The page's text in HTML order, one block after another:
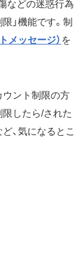
などの迷惑行為
」機能です。制
メッセージ） を
ウント制限の方
したら/された
、気になるとこ